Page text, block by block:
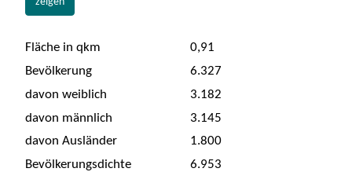
Fläche in qkm
0,91
Bevölkerung
6.327
davon weiblich
3.182
davon männlich
3.145
davon Ausländer
1.800
Bevölkerungsdichte
6.953